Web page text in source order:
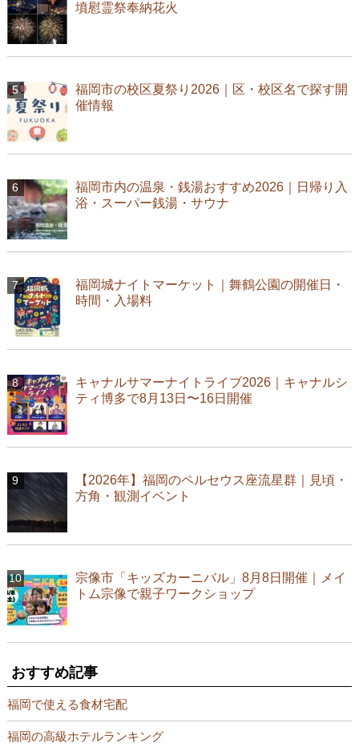
墳慰霊祭奉納花火
福岡市の校区夏祭り2026｜区・校区名で探す開
催情報
福岡市内の温泉・銭湯おすすめ2026｜日帰り入
浴・スーパー銭湯・サウナ
福岡城ナイトマーケット｜舞鶴公園の開催日・
時間・入場料
キャナルサマーナイトライブ2026｜キャナルシ
ティ博多で8月13日〜16日開催
【2026年】福岡のペルセウス座流星群｜見頃・
方角・観測イベント
宗像市「キッズカーニバル」8月8日開催｜メイ
トム宗像で親子ワークショップ
おすすめ記事
福岡で使える食材宅配
福岡の高級ホテルランキング